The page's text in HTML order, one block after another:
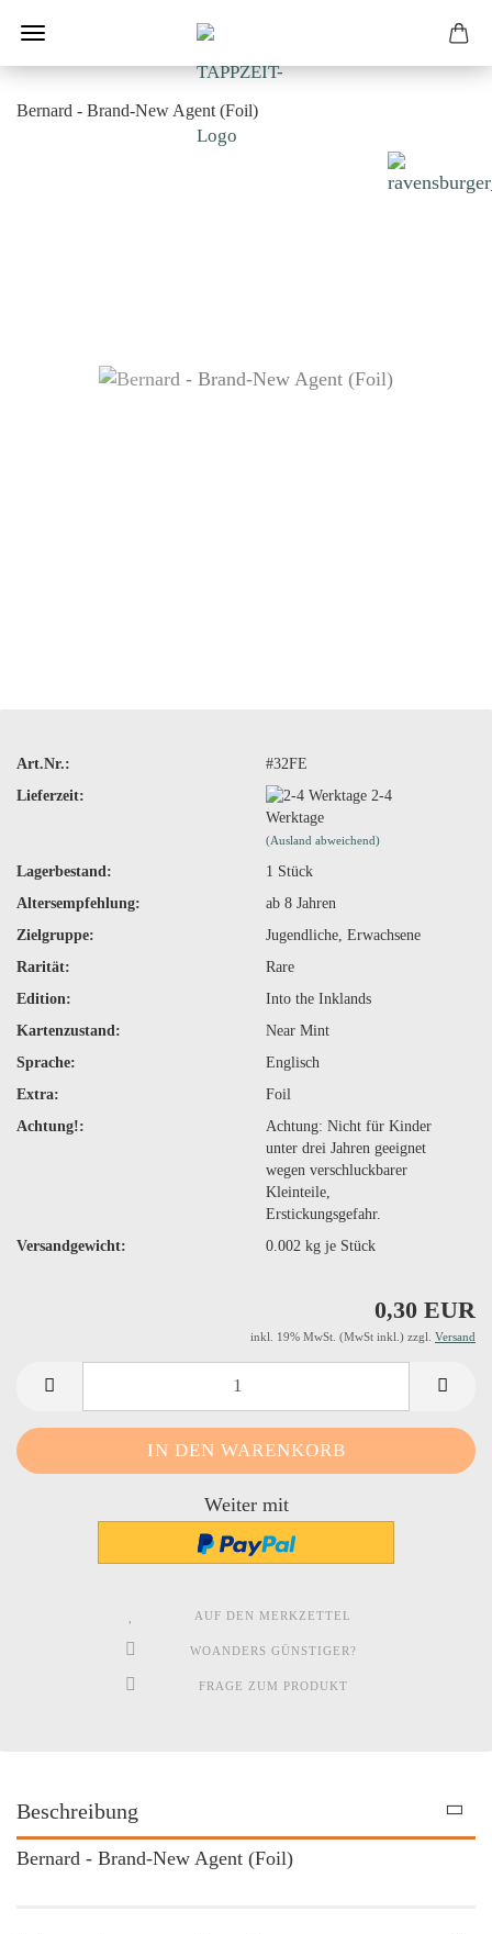
Bernard - Brand-New Agent (Foil)
Art.Nr.:
#32FE
Lieferzeit:
2-4
Werktage
(Ausland abweichend)
Lagerbestand: 1 Stück
Altersempfehlung:
ab 8 Jahren
Zielgruppe:
Jugendliche, Erwachsene
Rarität:
Rare
Edition:
Into the Inklands
Kartenzustand:
Near Mint
Sprache:
Englisch
Extra:
Foil
Achtung!:
Achtung: Nicht für Kinder
unter drei Jahren geeignet
wegen verschluckbarer
Kleinteile,
Erstickungsgefahr.
Versandgewicht:
0.002kg je Stück
0,30 EUR
inkl. 19% MwSt. (MwSt inkl.) zzgl. Versand
Weiter mit
AUF DEN MERKZETTEL
WOANDERS GÜNSTIGER?
FRAGE ZUM PRODUKT
Beschreibung
Bernard - Brand-New Agent (Foil)